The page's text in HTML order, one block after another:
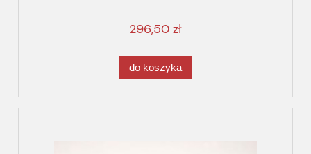
296,50 zł
do koszyka